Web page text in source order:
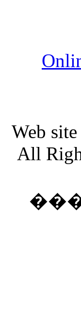
Web
All